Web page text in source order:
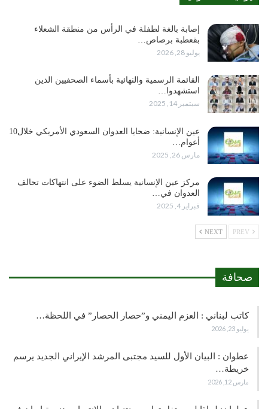
إصابة بالغة لطفلة في الرأس من منطقة الشعلاء
بقعطبة برصاص…
يوليو 28, 2026
القائمة الرسمية والنهائية بأسماء الصحفيين الذين
استشهدوا…
سبتمبر 14, 2025
عين الإنسانية: ضحايا العدوان السعودي الأمريكي خلال10
أعوام…
مارس 26, 2025
مركز عين الإنسانية يسلط الضوء على انتهاكات تحالف
العدوان في…
فبراير 4, 2025
NEXT
صحافة
كاتب لبناني : العزم اليمني و”حصار الحصار” في اللحظة…
يوليو 23, 2026
عطوان : البيان الأول للسيد مجتبى المرشد الإيراني الجديد يرسم
خريطة…
مارس 12, 2026